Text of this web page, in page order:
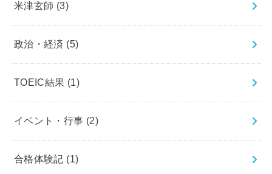
米津玄師 (3)
政治・経済 (5)
TOEIC結果 (1)
イベント・行事 (2)
合格体験記 (1)